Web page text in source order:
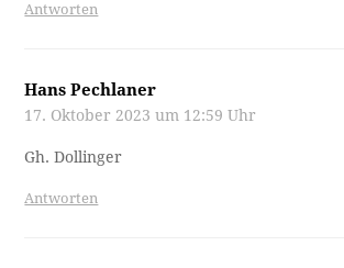
Antworten
Hans Pechlaner
17. Oktober 2023 um 12:59 Uhr
Gh. Dollinger
Antworten